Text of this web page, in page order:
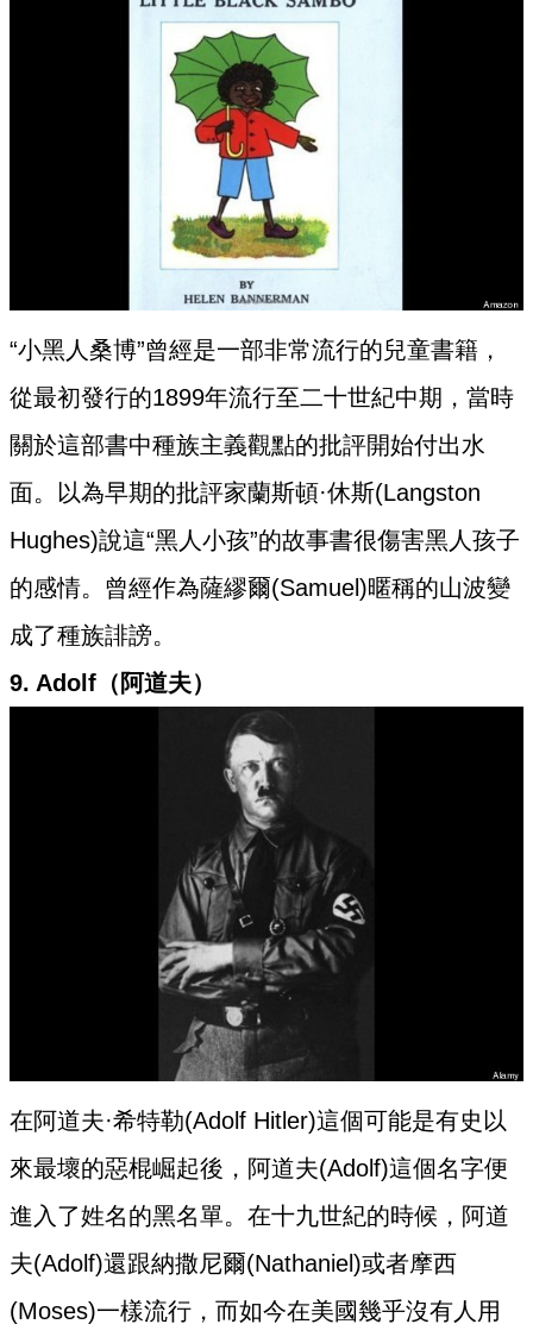
“小黑人桑博”曾經是一部非常流行的兒童書籍，
從最初發行的1899年流行至二十世紀中期，當時
關於這部書中種族主義觀點的批評開始付出水
面。以為早期的批評家蘭斯頓·休斯(Langston
Hughes)說這“黑人小孩”的故事書很傷害黑人孩子
的感情。曾經作為薩繆爾(Samuel)暱稱的山波變
成了種族誹謗。
9. Adolf（阿道夫）
在阿道夫·希特勒(Adolf Hitler)這個可能是有史以
來最壞的惡棍崛起後，阿道夫(Adolf)這個名字便
進入了姓名的黑名單。在十九世紀的時候，阿道
夫(Adolf)還跟納撒尼爾(Nathaniel)或者摩西
(Moses)一樣流行，而如今在美國幾乎沒有人用